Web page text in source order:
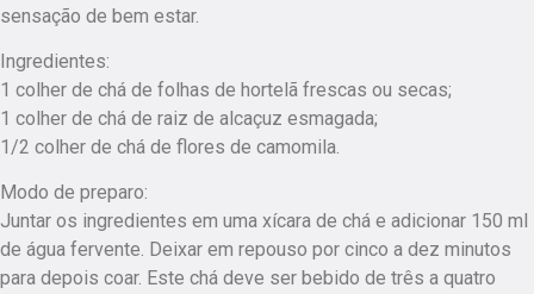
sensação de bem estar.
Ingredientes:
1 colher de chá de folhas de hortelã frescas ou secas;
1 colher de chá de raiz de alcaçuz esmagada;
1/2 colher de chá de flores de camomila.
Modo de preparo:
Juntar os ingredientes em uma xícara de chá e adicionar 150 ml
de água fervente. Deixar em repouso por cinco a dez minutos
para depois coar. Este chá deve ser bebido de três a quatro